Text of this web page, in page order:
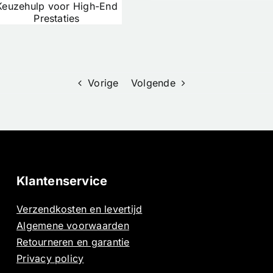
Vorige Volgende
Custom Orbea
Oiz XL
Prof
Klantenservice
Verzendkosten en levertijd
Algemene voorwaarden
Retourneren en garantie
Privacy policy